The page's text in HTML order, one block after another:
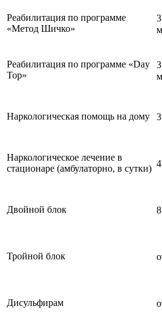
Реабилитация по программе
«Метод Шичко»
Реабилитация по программе «Day
Top»
Наркологическая помощь на дому
Наркологическое лечение в
стационаре (амбулаторно, в сутки)
Двойной блок
Тройной блок
Дисульфирам